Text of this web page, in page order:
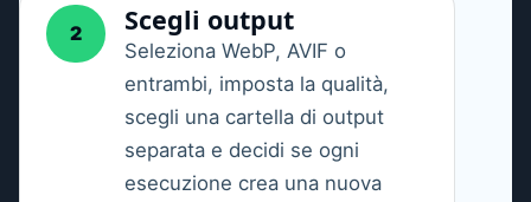
2 Scegli output
Seleziona WebP, AVIF o
entrambi, imposta la qualità,
scegli una cartella di output
separata e decidi se ogni
esecuzione crea una nuova